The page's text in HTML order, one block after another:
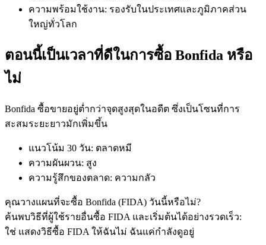
ฟิวเจอร์ส USDC
ความพร้อมใช้งาน: รองรับในประเทศและภูมิภาคส่วน
ใหญ่ทั่วโลก
ตอนนี้เป็นเวลาที่ดีในการซื้อ Bonfida หรือ
ไม่
Bonfida ซื้อขายอยู่ต่ำกว่าจุดสูงสุดในอดีต ซึ่งเป็นโซนที่การ
สะสมระยะยาวมักเพิ่มขึ้น
แนวโน้ม 30 วัน: ตลาดหมี
ความผันผวน: สูง
ความรู้สึกของตลาด: ความกลัว
คุณวางแผนที่จะซื้อ Bonfida (FIDA) วันนี้หรือไม่?
ค้นพบวิธีที่ผู้ใช้รายอื่นซื้อ FIDA และเริ่มต้นได้อย่างรวดเร็ว:
ใช่ แสดงวิธีซื้อ FIDA ให้ฉันไม่ ฉันแค่กำลังดูอยู่